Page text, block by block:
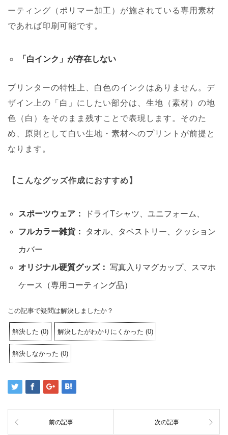
ーティング（ポリマー加工）が施されている専用素材
であれば印刷可能です。
「白インク」が存在しない
プリンターの特性上、白色のインクはありません。デ
ザイン上の「白」にしたい部分は、生地（素材）の地
色（白）をそのまま残すことで表現します。そのた
め、原則として白い生地・素材へのプリントが前提と
なります。
【こんなグッズ作成におすすめ】
スポーツウェア： ドライTシャツ、ユニフォーム、
フルカラー雑貨： タオル、タペストリー、クッション
カバー
オリジナル硬質グッズ： 写真入りマグカップ、スマホ
ケース（専用コーティング品）
この記事で疑問は解決しましたか？
解決した (0) 解決したがわかりにくかった (0)
解決しなかった (0)
前の記事 次の記事